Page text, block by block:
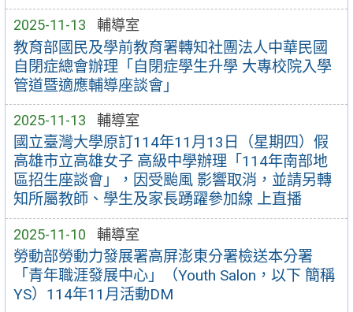
2025-11-13 輔導室
教育部國民及學前教育署轉知社團法人中華民國
自閉症總會辦理「自閉症學生升學 大專校院入學
管道暨適應輔導座談會」
2025-11-13 輔導室
國立臺灣大學原訂114年11月13日（星期四）假
高雄市立高雄女子 高級中學辦理「114年南部地
區招生座談會」，因受颱風 影響取消，並請另轉
知所屬教師、學生及家長踴躍參加線 上直播
2025-11-10 輔導室
勞動部勞動力發展署高屏澎東分署檢送本分署
「青年職涯發展中心」（Youth Salon，以下 簡稱
YS）114年11月活動DM